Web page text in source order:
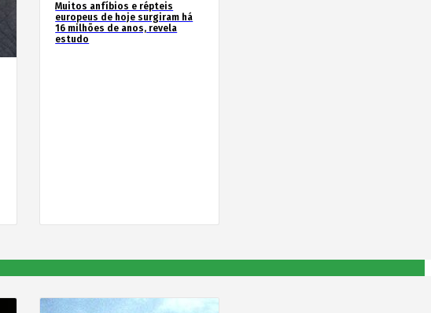
Muitos anfíbios e répteis
europeus de hoje surgiram há
16 milhões de anos, revela
estudo